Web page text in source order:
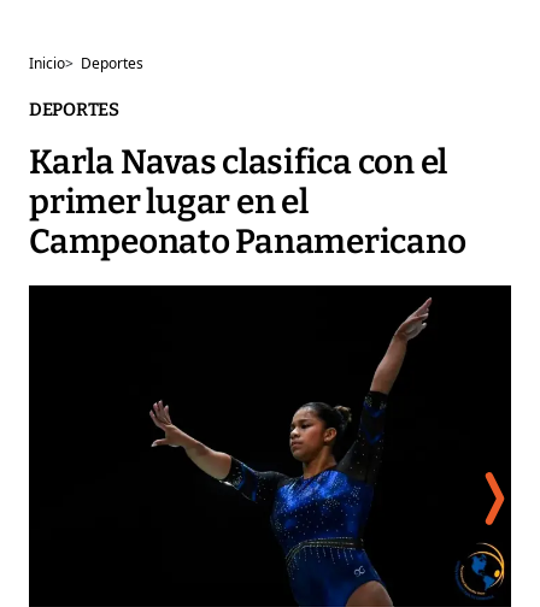
Inicio> Deportes
DEPORTES
Karla Navas clasifica con el
primer lugar en el
Campeonato Panamericano